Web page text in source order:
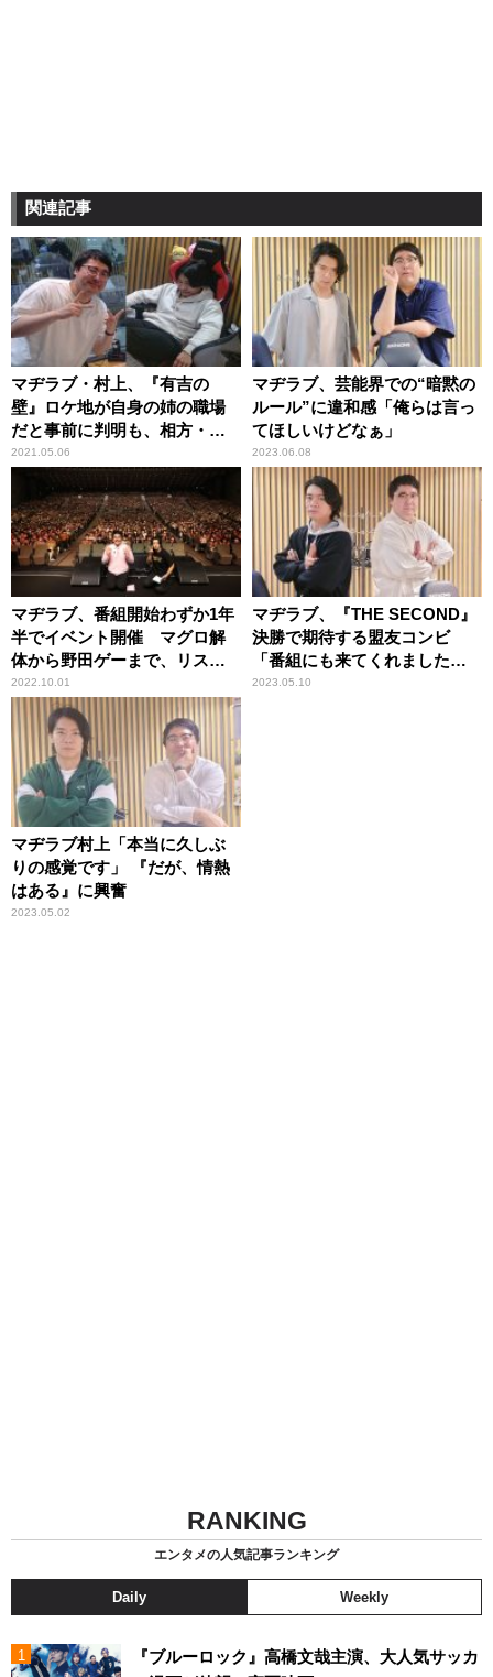
関連記事
マヂラブ・村上、『有吉の
壁』ロケ地が自身の姉の職場
だと事前に判明も、相方・野
田に一切知らせず問い詰めら
2021.05.06
マヂラブ、芸能界での“暗黙の
ルール”に違和感「俺らは言っ
てほしいけどなぁ」
2023.06.08
マヂラブ、番組開始わずか1年
半でイベント開催 マグロ解
体から野田ゲーまで、リスナ
ーたちが大熱狂！
2022.10.01
マヂラブ、『THE SECOND』
決勝で期待する盟友コンビ
「番組にも来てくれましたか
ら」
2023.05.10
マヂラブ村上「本当に久しぶ
りの感覚です」 『だが、情熱
はある』に興奮
2023.05.02
RANKING
エンタメの人気記事ランキング
Daily Weekly
『ブルーロック』高橋文哉主演、大人気サッカ